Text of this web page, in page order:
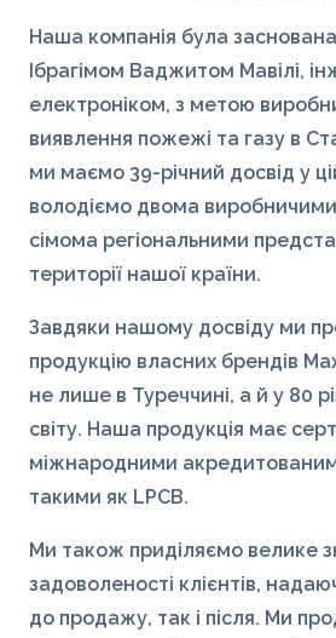
Наша компанія була заснована
Ібрагімом Ваджитом Мавілі,
електроніком, з метою
виявлення пожежі та газу в
ми маємо 39-річний досвід у
володіємо двома
сімома регіональними
території нашої країни.
Завдяки нашому досвіду ми
продукцію власних брендів
не лише в Туреччині, а й у 80
світу. Наша продукція має
міжнародними
такими як LPCB.
Ми також приділяємо велике
задоволеності клієнтів,
до продажу, так і після. Ми